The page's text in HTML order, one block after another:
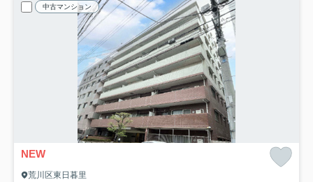
中古マンション
NEW
荒川区東日暮里